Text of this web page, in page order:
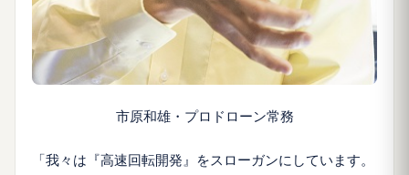
市原和雄・プロドローン常務
「我々は『高速回転開発』をスローガンにしています。